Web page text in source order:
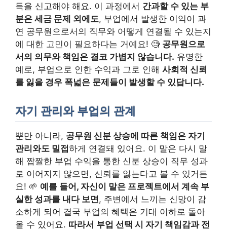
득을 신고해야 해요. 이 과정에서 간과할 수 있는 부
분은 세금 문제 외에도, 부업에서 발생한 이익이 과
연 공무원으로서의 직무와 어떻게 연결될 수 있는지
에 대한 고민이 필요하다는 거예요! 🧐 공무원으로
서의 의무와 책임은 결코 가볍지 않습니다. 유명한
예로, 부업으로 인한 수익과 그로 인해 사회적 신뢰
를 잃을 경우 폭넓은 문제들이 발생할 수 있답니다.
자기 관리와 부업의 관계
뿐만 아니라, 공무원 신분 상승에 따른 책임은 자기
관리와도 밀접하게 연결돼 있어요. 이 말은 다시 말
해 짭짤한 부업 수익을 통한 신분 상승이 직무 성과
로 이어지지 않으면, 신뢰를 잃는다고 볼 수 있거든
요! 🌱 예를 들어, 자신이 맡은 프로젝트에서 계속 부
실한 성과를 내다 보면, 주변에서 느끼는 신망이 감
소하게 되어 결국 부업의 혜택은 기대 이하로 돌아
올 수 있어요. 따라서 부업 선택 시 자기 책임감과 전